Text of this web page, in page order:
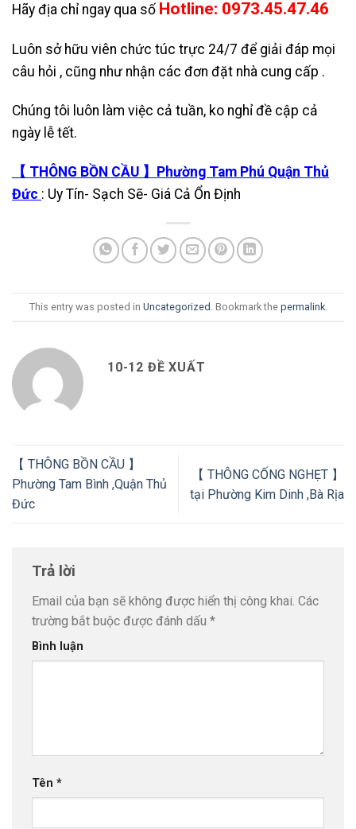
Hãy địa chỉ ngay qua số Hotline: 0973.45.47.46
Luôn sở hữu viên chức túc trực 24/7 để giải đáp mọi
câu hỏi , cũng như nhận các đơn đặt nhà cung cấp .
Chúng tôi luôn làm việc cả tuần, ko nghỉ đề cập cả
ngày lễ tết.
【 THÔNG BỒN CẦU 】Phường Tam Phú Quận Thủ
Đức : Uy Tín- Sạch Sẽ- Giá Cả Ổn Định
This entry was posted in Uncategorized . Bookmark the permalink.
10-12 ĐỀ XUẤT
【 THÔNG BỒN CẦU 】
Phường Tam Bình ,Quận Thủ
Đức
【 THÔNG CỐNG NGHẸT 】
tại Phường Kim Dinh ,Bà Rịa
Trả lời
Email của bạn sẽ không được hiển thị công khai. Các
trường bắt buộc được đánh dấu *
Bình luận
Tên *